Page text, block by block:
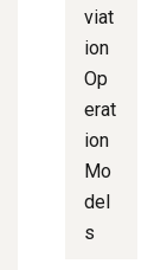
viat
ion
Op
erat
ion
Mo
del
s